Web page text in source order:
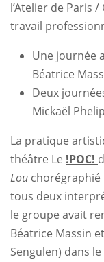
l’Atelier de Paris
travail
Une journée
Béatrice
Deux
Mickaël
La pratique
théâtre Le !POC!
Lou chorégraphié
tous deux
le groupe avait
Béatrice Massin
Sengulen) dans